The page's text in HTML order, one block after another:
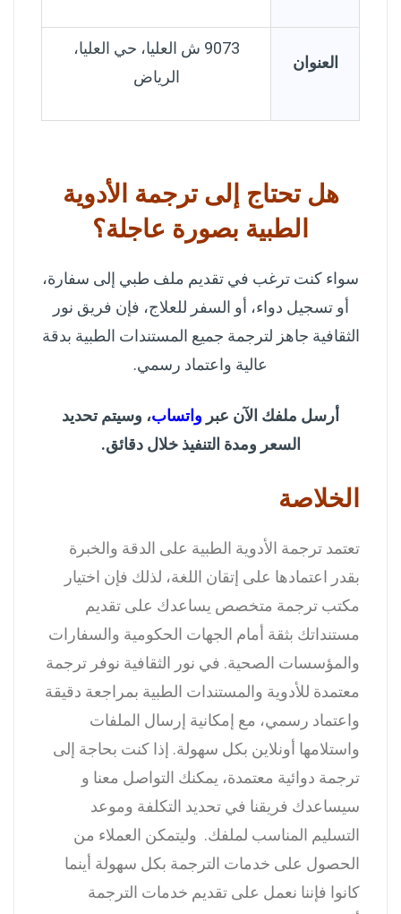
العنوان
9073 ش العليا، حي العليا،
الرياض
هل تحتاج إلى ترجمة الأدوية
الطبية بصورة عاجلة؟
سواء كنت ترغب في تقديم ملف طبي إلى سفارة،
أو تسجيل دواء، أو السفر للعلاج، فإن فريق نور
الثقافية جاهز لترجمة جميع المستندات الطبية بدقة
عالية واعتماد رسمي.
أرسل ملفك الآن عبر واتساب، وسيتم تحديد
السعر ومدة التنفيذ خلال دقائق.
الخلاصة
تعتمد ترجمة الأدوية الطبية على الدقة والخبرة
بقدر اعتمادها على إتقان اللغة، لذلك فإن اختيار
مكتب ترجمة متخصص يساعدك على تقديم
مستنداتك بثقة أمام الجهات الحكومية والسفارات
والمؤسسات الصحية. في نور الثقافية نوفر ترجمة
معتمدة للأدوية والمستندات الطبية بمراجعة دقيقة
واعتماد رسمي، مع إمكانية إرسال الملفات
واستلامها أونلاين بكل سهولة. إذا كنت بحاجة إلى
ترجمة دوائية معتمدة، يمكنك التواصل معنا و
سيساعدك فريقنا في تحديد التكلفة وموعد
التسليم المناسب لملفك. وليتمكن العملاء من
الحصول على خدمات الترجمة بكل سهولة أينما
كانوا فإننا نعمل على تقديم خدمات الترجمة